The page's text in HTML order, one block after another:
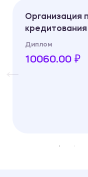
Организация
Диплом
10060.00 ₽